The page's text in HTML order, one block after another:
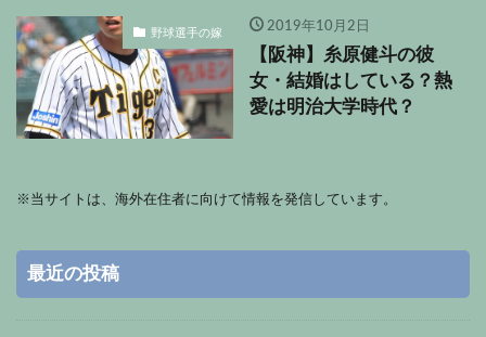
野球選手の嫁 2019年10月2日
【阪神】糸原健斗の彼
女・結婚はしている？熱
愛は明治大学時代？
※ 当サイトは、海外在住者に向けて情報を発信しています。
最近の投稿